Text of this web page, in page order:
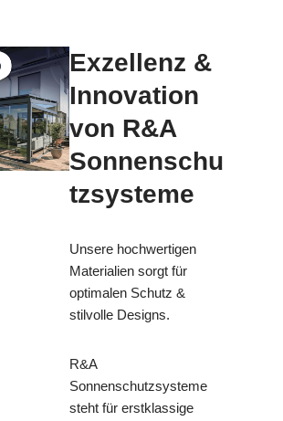
Exzellenz &
Innovation
von R&A
Sonnenschu
tzsysteme
Unsere hochwertigen
Materialien sorgt für
optimalen Schutz &
stilvolle Designs.
R&A
Sonnenschutzsysteme
steht für erstklassige